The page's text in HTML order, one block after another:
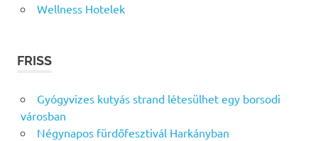
Wellness Hotelek
FRISS
Gyógyvizes kutyás strand létesülhet egy borsodi
városban
Négynapos fürdőfesztivál Harkányban